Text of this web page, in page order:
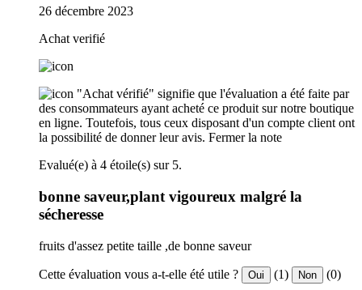
26 décembre 2023
Achat verifié
"Achat vérifié" signifie que l'évaluation a été faite par
des consommateurs ayant acheté ce produit sur notre boutique
en ligne. Toutefois, tous ceux disposant d'un compte client ont
la possibilité de donner leur avis. Fermer la note
Evalué(e) à 4 étoile(s) sur 5.
bonne saveur,plant vigoureux malgré la
sécheresse
fruits d'assez petite taille ,de bonne saveur
Cette évaluation vous a-t-elle été utile ? Oui (1) Non (0)